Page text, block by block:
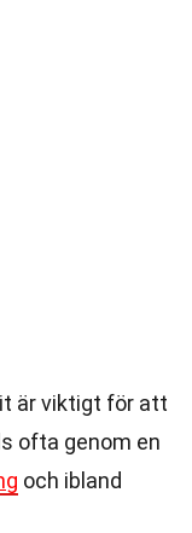
är viktigt för att
ofta genom en
och ibland